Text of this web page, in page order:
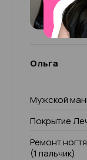
Ольга
Мужской
Покрытие
Ремонт
(1 пальчик)